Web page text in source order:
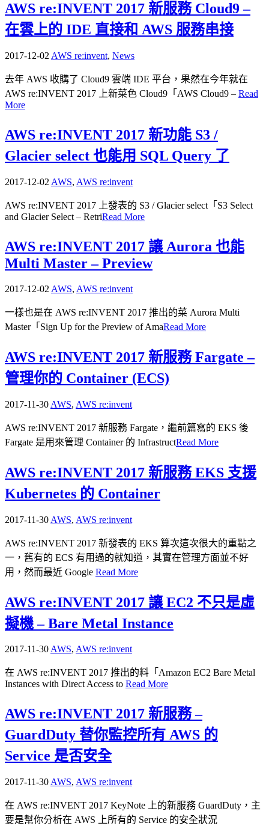
AWS re:INVENT 2017 新服務 Cloud9 –
在雲上的 IDE 直接和 AWS 服務串接
2017-12-02 AWS re:invent, News
去年 AWS 收購了 Cloud9 雲端 IDE 平台，果然在今年就在
AWS re:INVENT 2017 上新菜色 Cloud9「AWS Cloud9 – Read
More
AWS re:INVENT 2017 新功能 S3 /
Glacier select 也能用 SQL Query 了
2017-12-02 AWS, AWS re:invent
AWS re:INVENT 2017 上發表的 S3 / Glacier select「S3 Select
and Glacier Select – RetriRead More
AWS re:INVENT 2017 讓 Aurora 也能
Multi Master – Preview
2017-12-02 AWS, AWS re:invent
一樣也是在 AWS re:INVENT 2017 推出的菜 Aurora Multi
Master「Sign Up for the Preview of AmaRead More
AWS re:INVENT 2017 新服務 Fargate –
管理你的 Container (ECS)
2017-11-30 AWS, AWS re:invent
AWS re:INVENT 2017 新服務 Fargate，繼前篇寫的 EKS 後
Fargate 是用來管理 Container 的 InfrastructRead More
AWS re:INVENT 2017 新服務 EKS 支援
Kubernetes 的 Container
2017-11-30 AWS, AWS re:invent
AWS re:INVENT 2017 新發表的 EKS 算次這次很大的重點之
一，舊有的 ECS 有用過的就知道，其實在管理方面並不好
用，然而最近 Google Read More
AWS re:INVENT 2017 讓 EC2 不只是虛
擬機 – Bare Metal Instance
2017-11-30AWS, AWS re:invent
在 AWS re:INVENT 2017 推出的料「Amazon EC2 Bare Metal
Instances with Direct Access to Read More
AWS re:INVENT 2017 新服務 –
GuardDuty 替你監控所有 AWS 的
Service 是否安全
2017-11-30 AWS, AWS re:invent
在 AWS re:INVENT 2017 KeyNote 上的新服務 GuardDuty，主
要是幫你分析在 AWS 上所有的 Service 的安全狀況